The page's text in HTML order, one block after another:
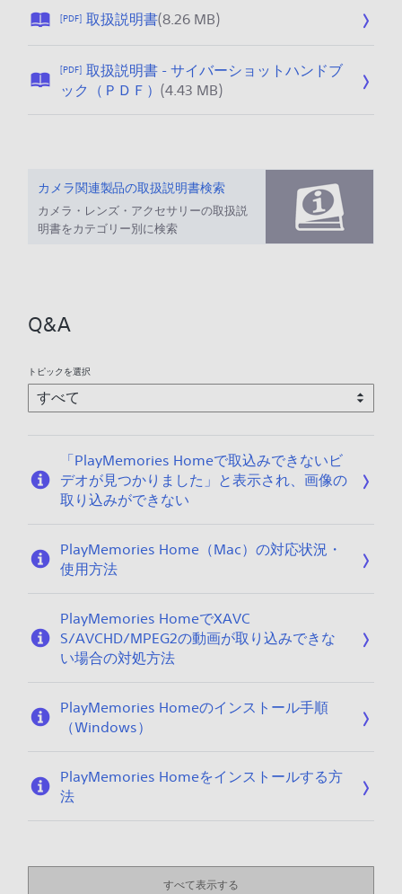
[PDF] 取扱説明書(8.26 MB)公
2
0
1
2
[PDF] 取扱説明書 - サイバーショットハンドブ
ック（ＰＤＦ） (4.43 MB)公
0
2
カメラ関連製品の取扱説明書検索
カメラ・レンズ・アクセサリーの取扱説
明書をカテゴリー別に検索
Q&A
トピックを選択
「PlayMemories Homeで取込みできないビ
デオが見つかりました」と表示され、画像の
取り込みができない
PlayMemories Home（Mac）の対応状況・
使用方法
PlayMemories HomeでXAVC
S/AVCHD/MPEG2の動画が取り込みできな
い場合の対処方法
PlayMemories Homeのインストール手順
（Windows）
PlayMemories Homeをインストールする方
法
すべて表示する